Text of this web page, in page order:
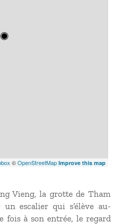
©OpenStreetMap Improve this map
Vieng, la grotte de Tham
un escalier qui s’élève au-
fois à son entrée, le regard